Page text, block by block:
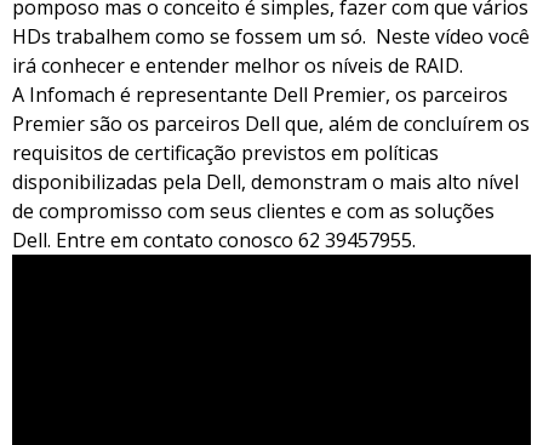
pomposo mas o conceito é simples, fazer com que vários
HDs trabalhem como se fossem um só. Neste vídeo você
irá conhecer e entender melhor os níveis de RAID.
A Infomach é representante Dell Premier, os parceiros
Premier são os parceiros Dell que, além de concluírem os
requisitos de certificação previstos em políticas
disponibilizadas pela Dell, demonstram o mais alto nível
de compromisso com seus clientes e com as soluções
Dell. Entre em contato conosco 62 39457955.